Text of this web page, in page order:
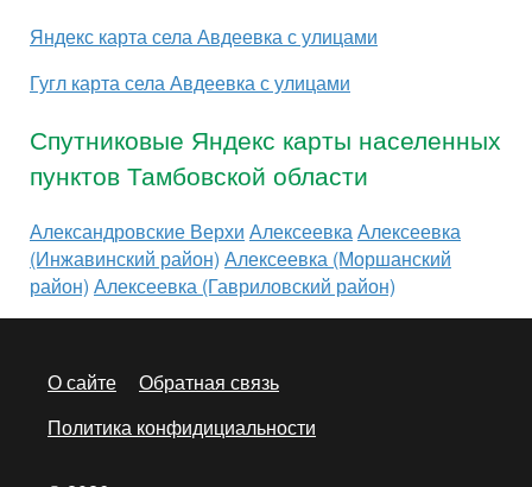
Яндекс карта села Авдеевка с улицами
Гугл карта села Авдеевка с улицами
Спутниковые Яндекс карты населенных
пунктов Тамбовской области
Александровские Верхи Алексеевка Алексеевка
(Инжавинский район) Алексеевка (Моршанский
район) Алексеевка (Гавриловский район)
О сайте
Обратная связь
Политика конфидициальности